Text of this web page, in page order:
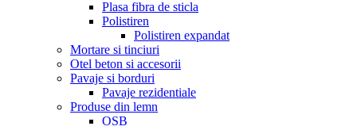
Plasa fibra de sticla
Polistiren
Polistiren expandat
Mortare si tinciuri
Otel beton si accesorii
Pavaje si borduri
Pavaje rezidentiale
Produse din lemn
OSB